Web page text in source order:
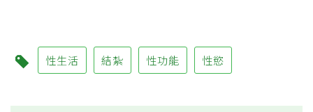
性生活 結紮 性功能 性慾